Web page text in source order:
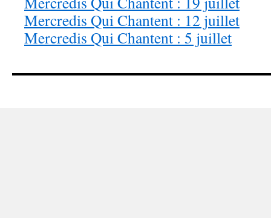
Mercredis Qui Chantent : 12 juillet
Mercredis Qui Chantent : 5 juillet